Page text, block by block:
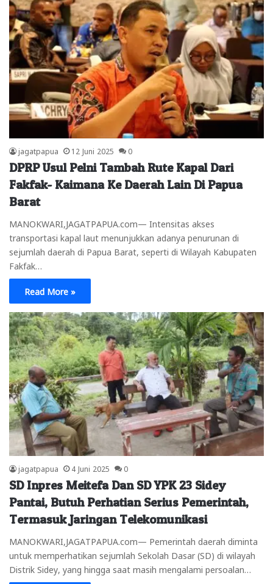
jagatpapua 12 Juni 2025 0
DPRP Usul Pelni Tambah Rute Kapal Dari
Fakfak- Kaimana Ke Daerah Lain Di Papua
Barat
MANOKWARI,JAGATPAPUA.com— Intensitas akses
transportasi kapal laut menunjukkan adanya penurunan di
sejumlah daerah di Papua Barat, seperti di Wilayah Kabupaten
Fakfak…
Read More »
jagatpapua 4 Juni 2025 0
SD Inpres Meitefa Dan SD YPK 23 Sidey
Pantai, Butuh Perhatian Serius Pemerintah,
Termasuk Jaringan Telekomunikasi
MANOKWARI,JAGATPAPUA.com— Pemerintah daerah diminta
untuk memperhatikan sejumlah Sekolah Dasar (SD) di wilayah
Distrik Sidey, yang hingga saat masih mengalami persoalan…